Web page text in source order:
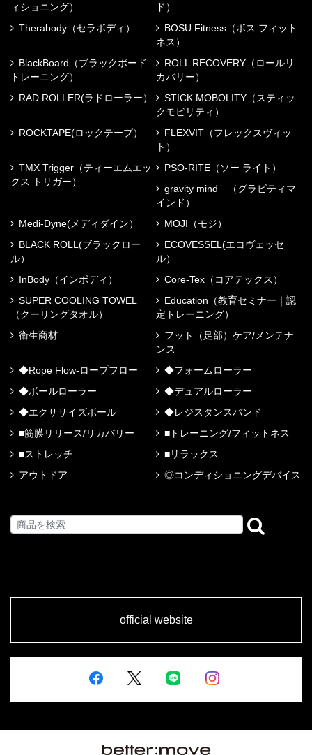
ィショニング）
ド）
Therabody（セラボディ）
BOSU Fitness（ボス フィット
ネス）
BlackBoard（ブラックボード
トレーニング）
ROLL RECOVERY（ロールリ
カバリー）
RAD ROLLER(ラドローラー）
STICK MOBOLITY（スティッ
クモビリティ）
ROCKTAPE(ロックテープ）
FLEXVIT（フレックスヴィッ
ト）
TMX Trigger（ティーエムエッ
クス トリガー）
PSO-RITE（ソー ライト）
gravity mind （グラビティマ
インド）
Medi-Dyne(メディダイン）
MOJI（モジ）
BLACK ROLL(ブラックロー
ル）
ECOVESSEL(エコヴェッセ
ル）
InBody（インボディ）
Core-Tex（コアテックス）
SUPER COOLING TOWEL
（クーリングタオル）
Education（教育セミナー｜認
定トレーニング）
衛生商材
フット（足部）ケア/メンテナ
ンス
◆Rope Flow-ロープフロー
◆フォームローラー
◆ボールローラー
◆デュアルローラー
◆エクササイズボール
◆レジスタンスバンド
■筋膜リリース/リカバリー
■トレーニング/フィットネス
■ストレッチ
■リラックス
アウトドア
◎コンディショニングデバイス
official website